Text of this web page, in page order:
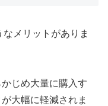
メリットがありま
かじめ大量に購入す
大幅に軽減されま